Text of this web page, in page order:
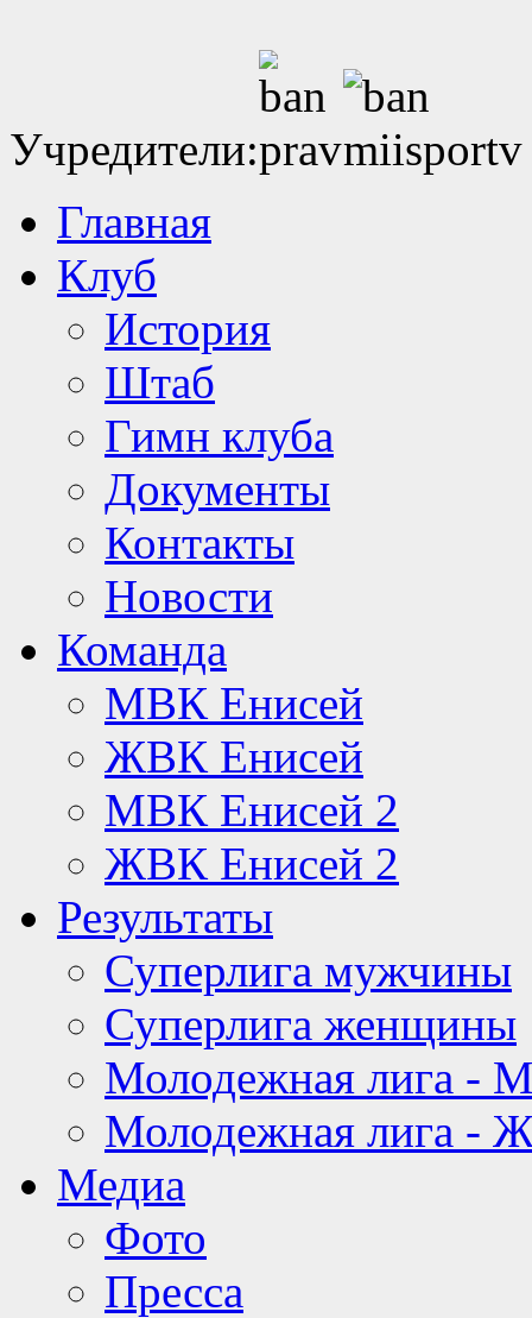
Учредители:
Главная
Клуб
История
Штаб
Гимн клуба
Документы
Контакты
Новости
Команда
МВК Енисей
ЖВК Енисей
МВК Енисей 2
ЖВК Енисей 2
Результаты
Суперлига мужчины
Суперлига женщины
Молодежная лига -
Молодежная лига -
Медиа
Фото
Пресса